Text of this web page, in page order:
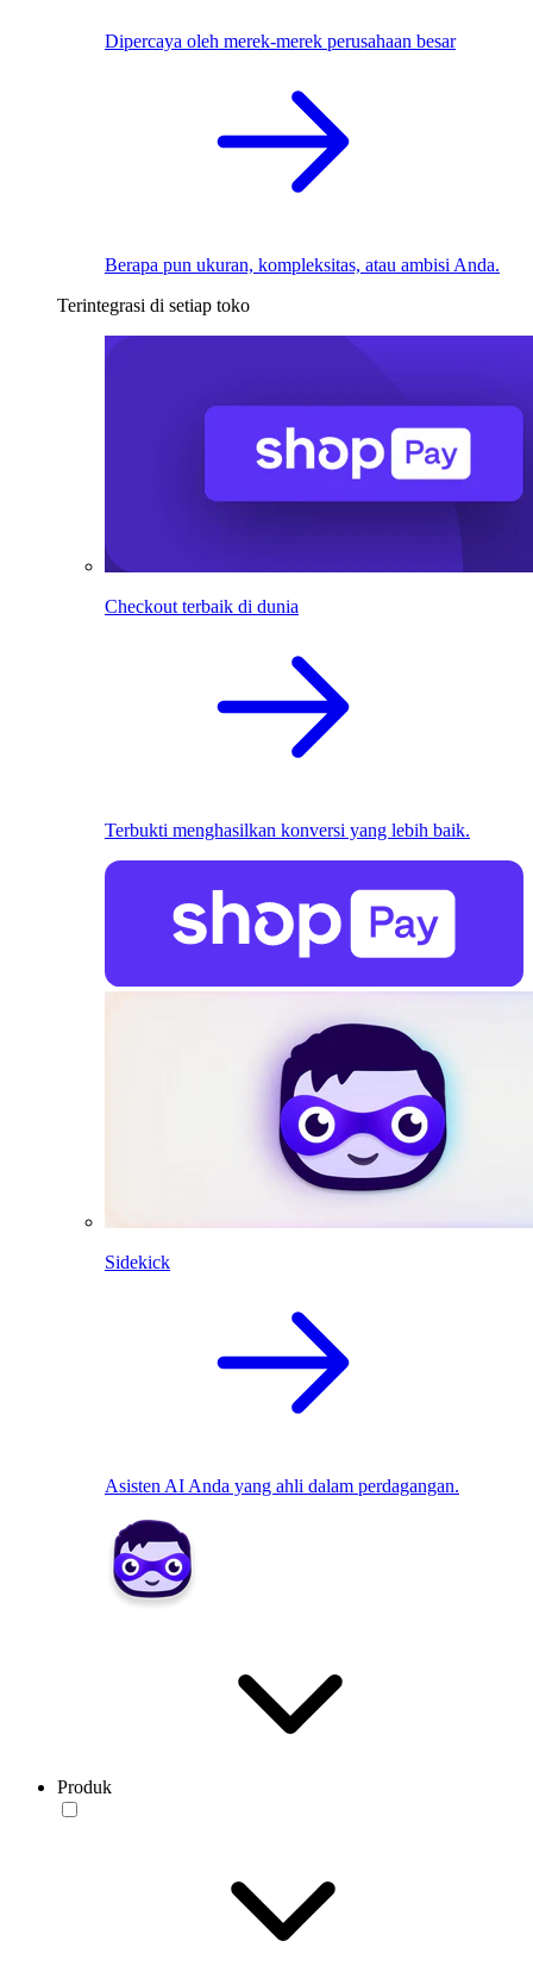
Dipercaya oleh merek-merek perusahaan besar
Berapa pun ukuran, kompleksitas, atau ambisi Anda.
Terintegrasi di setiap toko
Checkout terbaik di dunia
Terbukti menghasilkan konversi yang lebih baik.
Sidekick
Asisten AI Anda yang ahli dalam perdagangan.
Produk